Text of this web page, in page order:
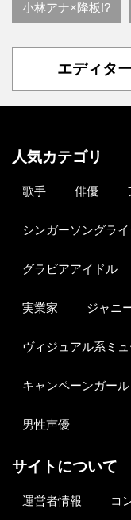
小林アナ×降板!?
エディタ
人気カテゴリ
歌手 俳優
シンガーソングラ
グラビアアイドル
実業家 ジャニ
ヴィジュアル系ミ
キャンペーンガール
男性声優
サイトについて
運営者情報 コ